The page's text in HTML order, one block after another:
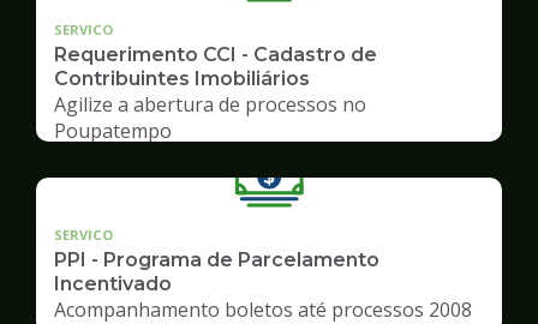
SERVICO
Requerimento CCI - Cadastro de
Contribuintes Imobiliários
Agilize a abertura de processos no
Poupatempo
SERVICO
PPI - Programa de Parcelamento
Incentivado
Acompanhamento boletos até processos 2008